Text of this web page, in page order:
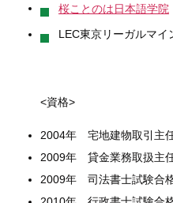
桜ことのは日本語学院
LEC東京リーガルマ
<資格>
2004年 宅地建物取引主
2009年 貸金業務取扱主
2009年 司法書士試験合